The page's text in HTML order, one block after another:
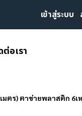
เข้าสู่ระบบ
อเรา
เมตร) ตาข่ายพลาสติก 6